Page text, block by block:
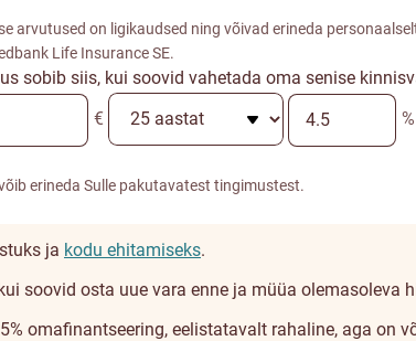
arvutused on ligikaudsed ning võivad erineda
Life Insurance SE.
sobib siis, kui soovid vahetada oma senise
€
%
erineda Sulle pakutavatest tingimustest.
ja kodu ehitamiseks.
soovid osta uue vara enne ja müüa olemasoleva
omafinantseering, eelistatavalt rahaline, aga